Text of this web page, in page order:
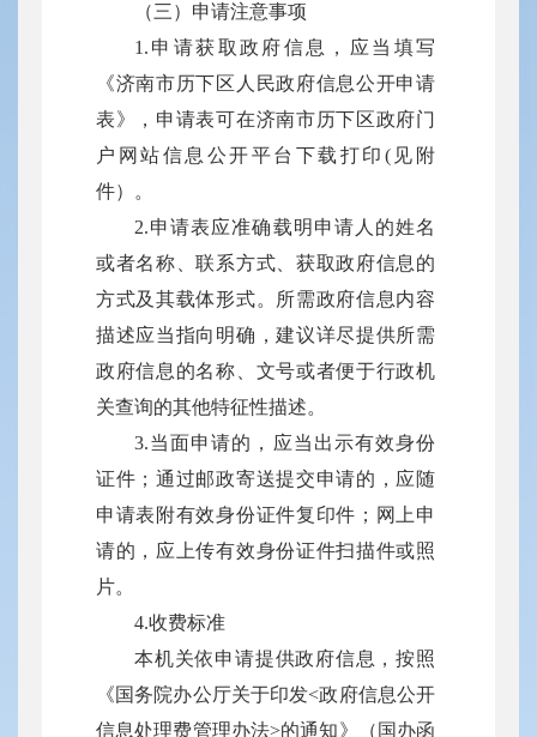
（三）申请注意事项
1.申请获取政府信息，应当填写
《济南市历下区人民政府信息公开申请
表》，申请表可在济南市历下区政府门
户网站信息公开平台下载打印(见附
件）。
2.申请表应准确载明申请人的姓名
或者名称、联系方式、获取政府信息的
方式及其载体形式。所需政府信息内容
描述应当指向明确，建议详尽提供所需
政府信息的名称、文号或者便于行政机
关查询的其他特征性描述。
3.当面申请的，应当出示有效身份
证件；通过邮政寄送提交申请的，应随
申请表附有效身份证件复印件；网上申
请的，应上传有效身份证件扫描件或照
片。
4.收费标准
本机关依申请提供政府信息，按照
《国务院办公厅关于印发<政府信息公开
信息处理费管理办法>的通知》（国办函